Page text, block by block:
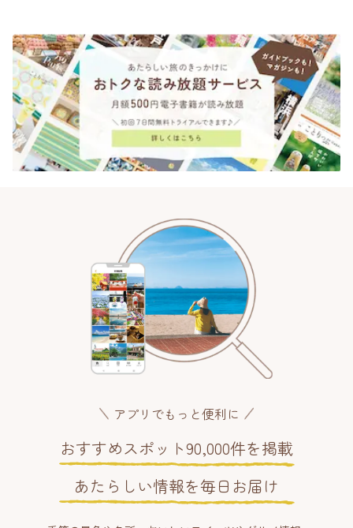
アプリでもっと便利に
おすすめスポット90,000件を掲載
あたらしい情報を毎日お届け